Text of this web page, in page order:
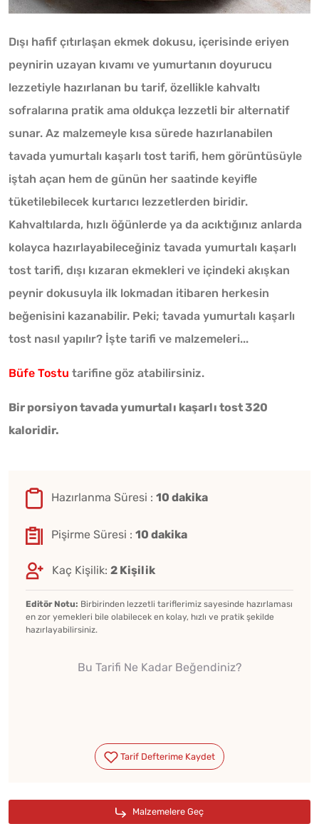
Dışı hafif çıtırlaşan ekmek dokusu, içerisinde eriyen
peynirin uzayan kıvamı ve yumurtanın doyurucu
lezzetiyle hazırlanan bu tarif, özellikle kahvaltı
sofralarına pratik ama oldukça lezzetli bir alternatif
sunar. Az malzemeyle kısa sürede hazırlanabilen
tavada yumurtalı kaşarlı tost tarifi, hem görüntüsüyle
iştah açan hem de günün her saatinde keyifle
tüketilebilecek kurtarıcı lezzetlerden biridir.
Kahvaltılarda, hızlı öğünlerde ya da acıktığınız anlarda
kolayca hazırlayabileceğiniz tavada yumurtalı kaşarlı
tost tarifi, dışı kızaran ekmekleri ve içindeki akışkan
peynir dokusuyla ilk lokmadan itibaren herkesin
beğenisini kazanabilir. Peki; tavada yumurtalı kaşarlı
tost nasıl yapılır? İşte tarifi ve malzemeleri...
Büfe Tostu tarifine göz atabilirsiniz.
Bir porsiyon tavada yumurtalı kaşarlı tost 320
kaloridir.
Hazırlanma Süresi : 10 dakika
Pişirme Süresi : 10 dakika
Kaç Kişilik: 2 Kişilik
Editör Notu: Birbirinden lezzetli tariflerimiz sayesinde hazırlaması
en zor yemekleri bile olabilecek en kolay, hızlı ve pratik şekilde
hazırlayabilirsiniz.
Bu Tarifi Ne Kadar Beğendiniz?